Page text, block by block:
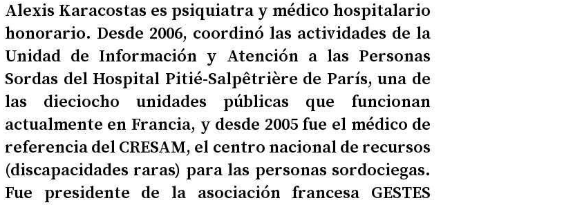
Alexis Karacostas es psiquiatra y médico hospitalario
honorario. Desde 2006, coordinó las actividades de la
Unidad de Información y Atención a las Personas
Sordas del Hospital Pitié-Salpêtrière de París, una de
las dieciocho unidades públicas que funcionan
actualmente en Francia, y desde 2005 fue el médico de
referencia del CRESAM, el centro nacional de recursos
(discapacidades raras) para las personas sordociegas.
Fue presidente de la asociación francesa GESTES